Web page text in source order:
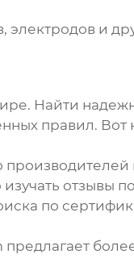
электродов и
Найти
правил. Вот
производителей
отзывы
по
предлагает